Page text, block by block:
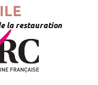
la restauration